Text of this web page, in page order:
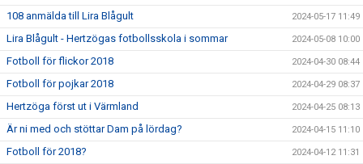
108 anmälda till Lira Blågult 2024-05-17 11:49
Lira Blågult - Hertzögas fotbollsskola i sommar 2024-05-08 10:00
Fotboll för flickor 2018 2024-04-30 08:44
Fotboll för pojkar 2018 2024-04-29 08:37
Hertzöga först ut i Värmland 2024-04-25 08:13
Är ni med och stöttar Dam på lördag? 2024-04-15 11:10
Fotboll för 2018? 2024-04-12 11:31